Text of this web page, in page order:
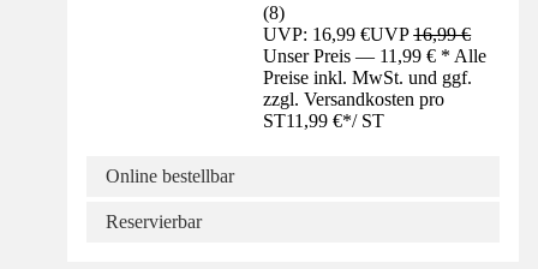
(8)
UVP: 16,99 €UVP16,99 €
Unser Preis — 11,99 € * Alle
Preise inkl. MwSt. und ggf.
zzgl. Versandkosten pro
ST11,99 €*/ ST
Online bestellbar
Reservierbar